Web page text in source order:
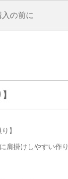
入の前に
】
肩掛けしやすい作り